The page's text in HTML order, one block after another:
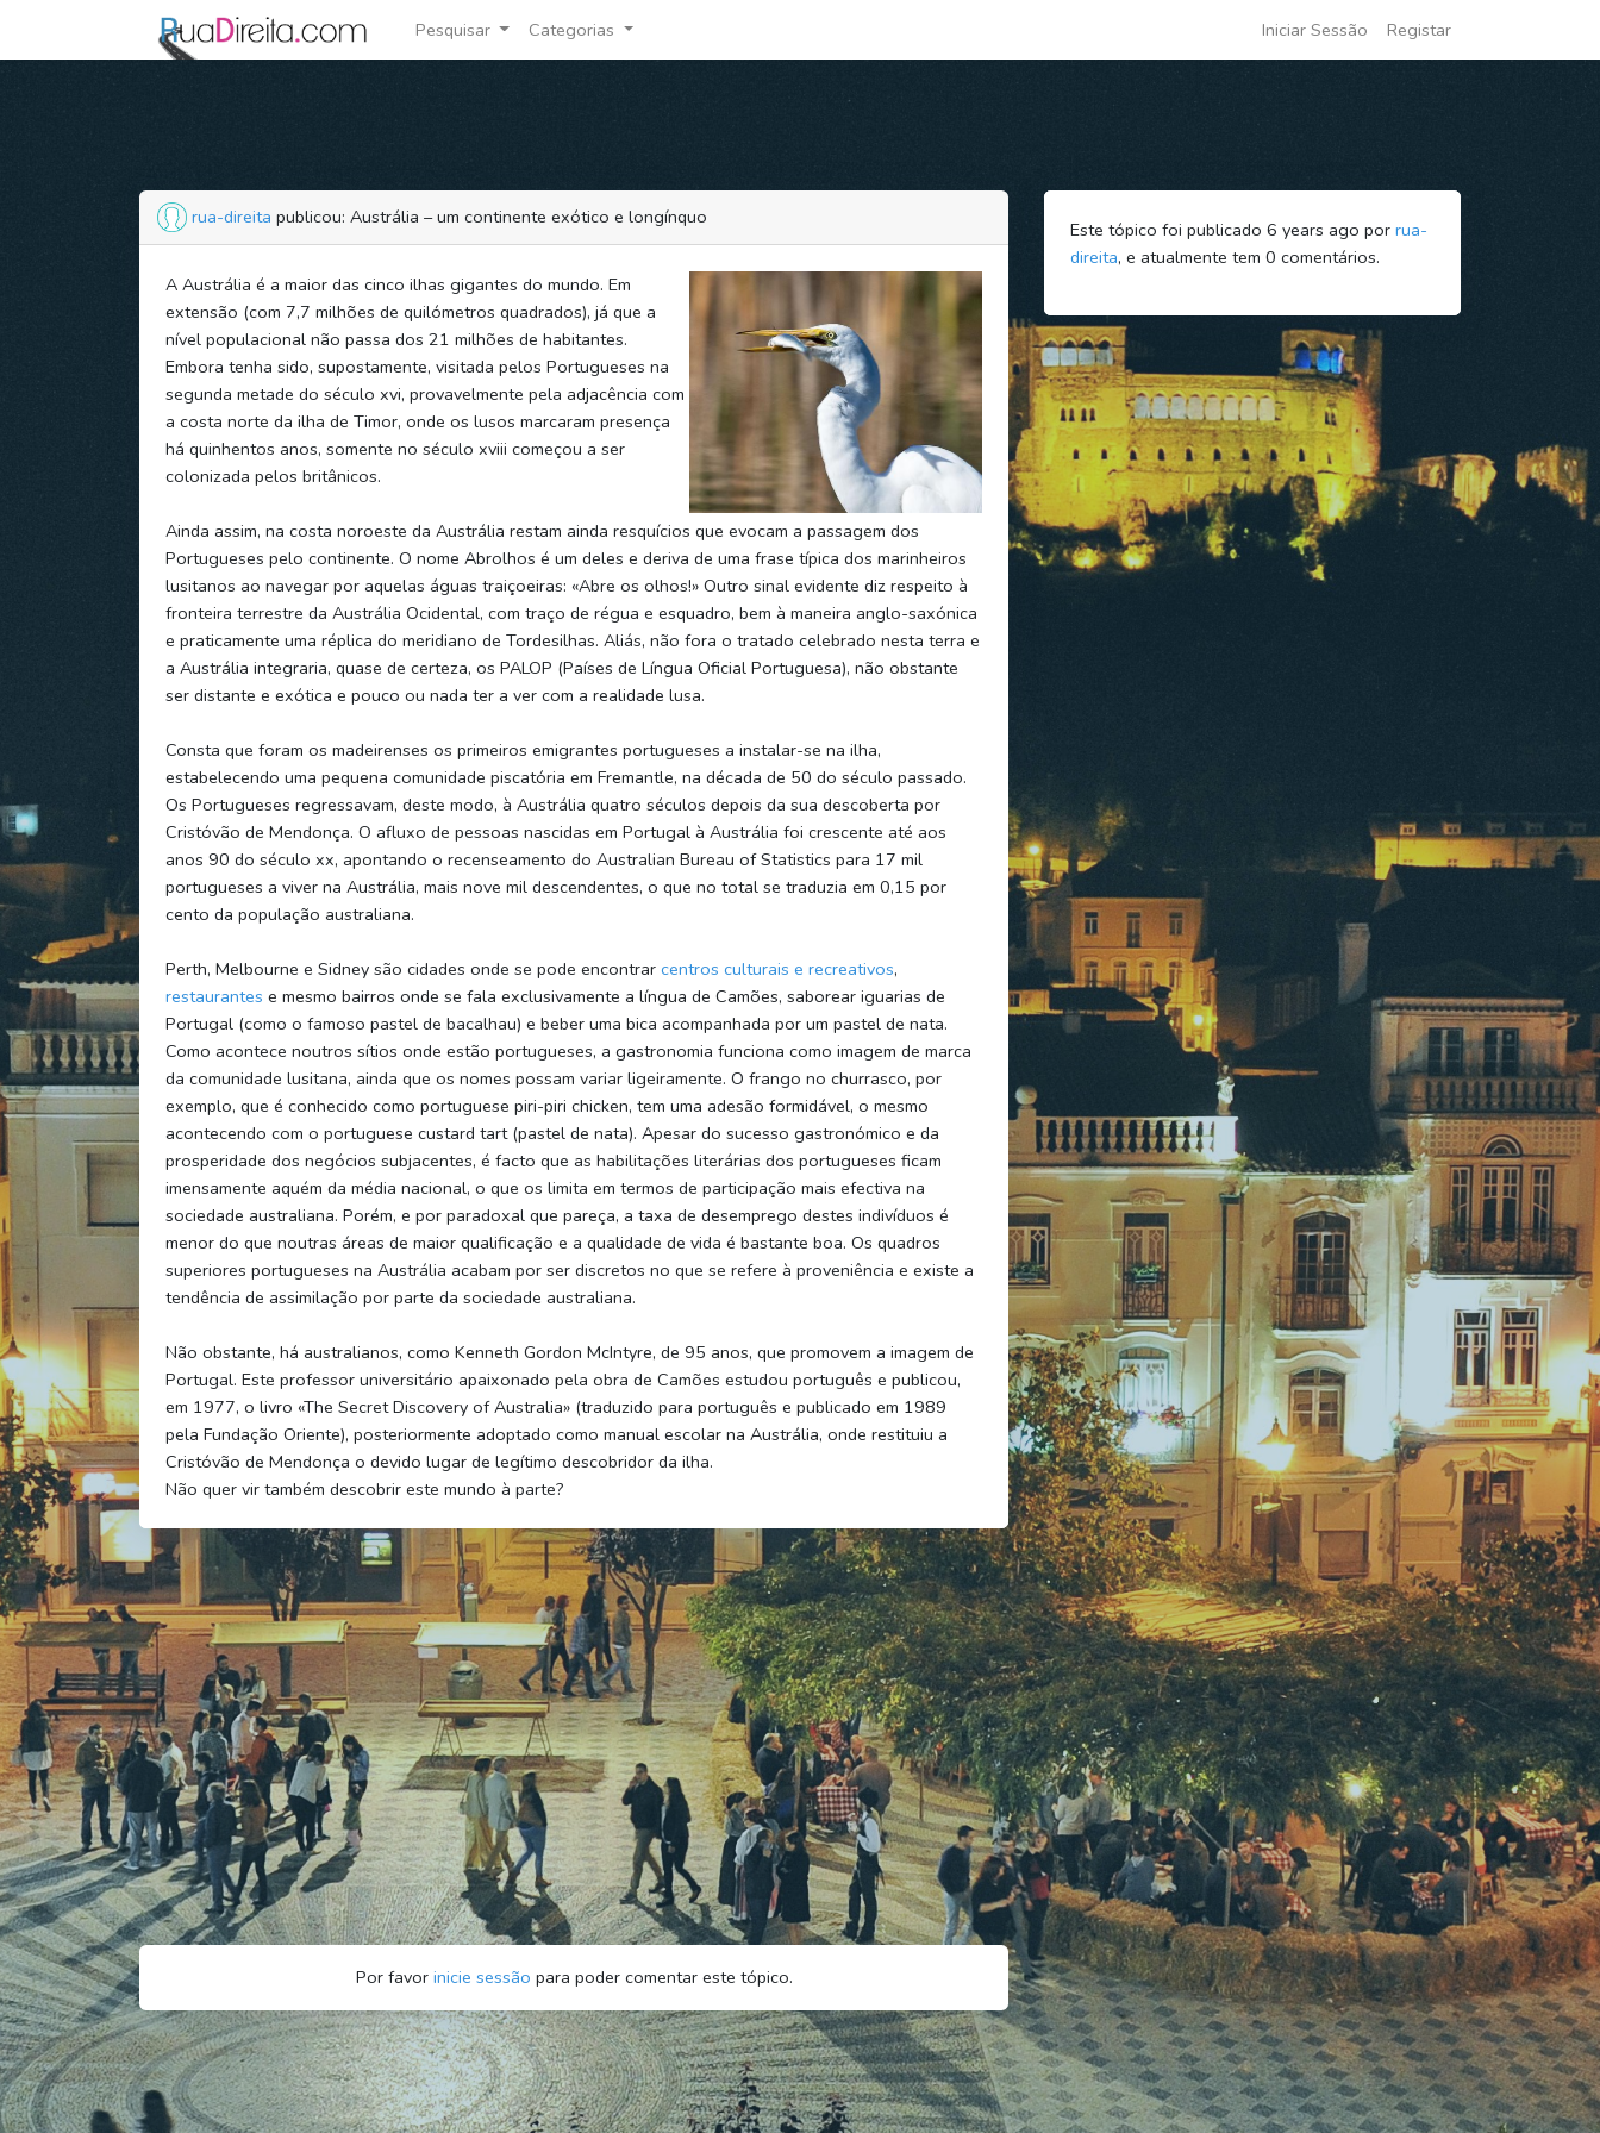
Pesquisar Categorias Iniciar Sessão Registar
rua-direita publicou: Austrália – um continente exótico e longínquo
A Austrália é a maior das cinco ilhas gigantes do mundo. Em
extensão (com 7,7 milhões de quilómetros quadrados), já que a
nível populacional não passa dos 21 milhões de habitantes.
Embora tenha sido, supostamente, visitada pelos Portugueses na
segunda metade do século xvi, provavelmente pela adjacência com
a costa norte da ilha de Timor, onde os lusos marcaram presença
há quinhentos anos, somente no século xviii começou a ser
colonizada pelos britânicos.
Ainda assim, na costa noroeste da Austrália restam ainda resquícios que evocam a passagem dos
Portugueses pelo continente. O nome Abrolhos é um deles e deriva de uma frase típica dos marinheiros
lusitanos ao navegar por aquelas águas traiçoeiras: «Abre os olhos!» Outro sinal evidente diz respeito à
fronteira terrestre da Austrália Ocidental, com traço de régua e esquadro, bem à maneira anglo-saxónica
e praticamente uma réplica do meridiano de Tordesilhas. Aliás, não fora o tratado celebrado nesta terra e
a Austrália integraria, quase de certeza, os PALOP (Países de Língua Oficial Portuguesa), não obstante
ser distante e exótica e pouco ou nada ter a ver com a realidade lusa.
Consta que foram os madeirenses os primeiros emigrantes portugueses a instalar-se na ilha,
estabelecendo uma pequena comunidade piscatória em Fremantle, na década de 50 do século passado.
Os Portugueses regressavam, deste modo, à Austrália quatro séculos depois da sua descoberta por
Cristóvão de Mendonça. O afluxo de pessoas nascidas em Portugal à Austrália foi crescente até aos
anos 90 do século xx, apontando o recenseamento do Australian Bureau of Statistics para 17 mil
portugueses a viver na Austrália, mais nove mil descendentes, o que no total se traduzia em 0,15 por
cento da população australiana.
Perth, Melbourne e Sidney são cidades onde se pode encontrarcentros culturais e recreativos,
restaurantes e mesmo bairros onde se fala exclusivamente a língua de Camões, saborear iguarias de
Portugal (como o famoso pastel de bacalhau) e beber uma bica acompanhada por um pastel de nata.
Como acontece noutros sítios onde estão portugueses, a gastronomia funciona como imagem de marca
da comunidade lusitana, ainda que os nomes possam variar ligeiramente. O frango no churrasco, por
exemplo, que é conhecido como portuguese piri-piri chicken, tem uma adesão formidável, o mesmo
acontecendo com o portuguese custard tart (pastel de nata). Apesar do sucesso gastronómico e da
prosperidade dos negócios subjacentes, é facto que as habilitações literárias dos portugueses ficam
imensamente aquém da média nacional, o que os limita em termos de participação mais efectiva na
sociedade australiana. Porém, e por paradoxal que pareça, a taxa de desemprego destes indivíduos é
menor do que noutras áreas de maior qualificação e a qualidade de vida é bastante boa. Os quadros
superiores portugueses na Austrália acabam por ser discretos no que se refere à proveniência e existe a
tendência de assimilação por parte da sociedade australiana.
Não obstante, há australianos, como Kenneth Gordon McIntyre, de 95 anos, que promovem a imagem de
Portugal. Este professor universitário apaixonado pela obra de Camões estudou português e publicou,
em 1977, o livro «The Secret Discovery of Australia» (traduzido para português e publicado em 1989
pela Fundação Oriente), posteriormente adoptado como manual escolar na Austrália, onde restituiu a
Cristóvão de Mendonça o devido lugar de legítimo descobridor da ilha.
Não quer vir também descobrir este mundo à parte?
Por favor inicie sessão para poder comentar este tópico.
Este tópico foi publicado 6 years ago por rua-
direita, e atualmente tem 0 comentários.